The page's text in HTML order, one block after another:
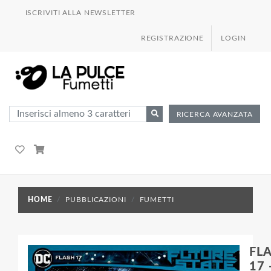
ISCRIVITI ALLA NEWSLETTER
REGISTRAZIONE LOGIN
RICERCA AVANZATA
HOME PUBBLICAZIONI FUMETTI
17